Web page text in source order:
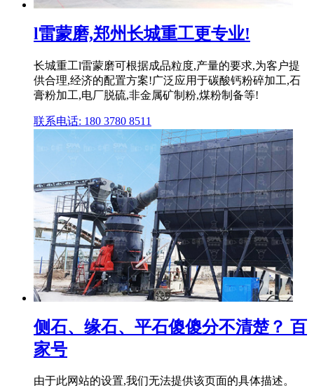
l雷蒙磨,郑州长城重工更专业!
长城重工l雷蒙磨可根据成品粒度,产量的要求,为客户提
供合理,经济的配置方案!广泛应用于碳酸钙粉碎加工,石
膏粉加工,电厂脱硫,非金属矿制粉,煤粉制备等!
联系电话: 180 3780 8511
侧石、缘石、平石傻傻分不清楚？ 百
家号
由于此网站的设置,我们无法提供该页面的具体描述。